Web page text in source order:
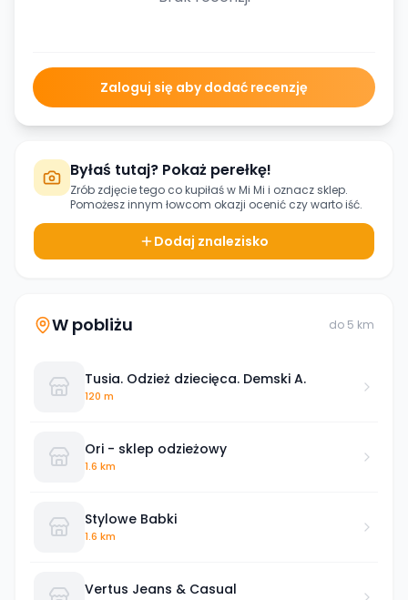
Zaloguj się aby dodać recenzję
Byłaś tutaj? Pokaż perełkę!
Zrób zdjęcie tego co kupiłaś wMi Mi i oznacz sklep.
Pomożesz innym łowcom okazji ocenić czy warto iść.
Dodaj znalezisko
W pobliżu do 5 km
Tusia. Odzież dziecięca. Demski A.
120 m
Ori - sklep odzieżowy
1.6 km
Stylowe Babki
1.6 km
Vertus Jeans & Casual